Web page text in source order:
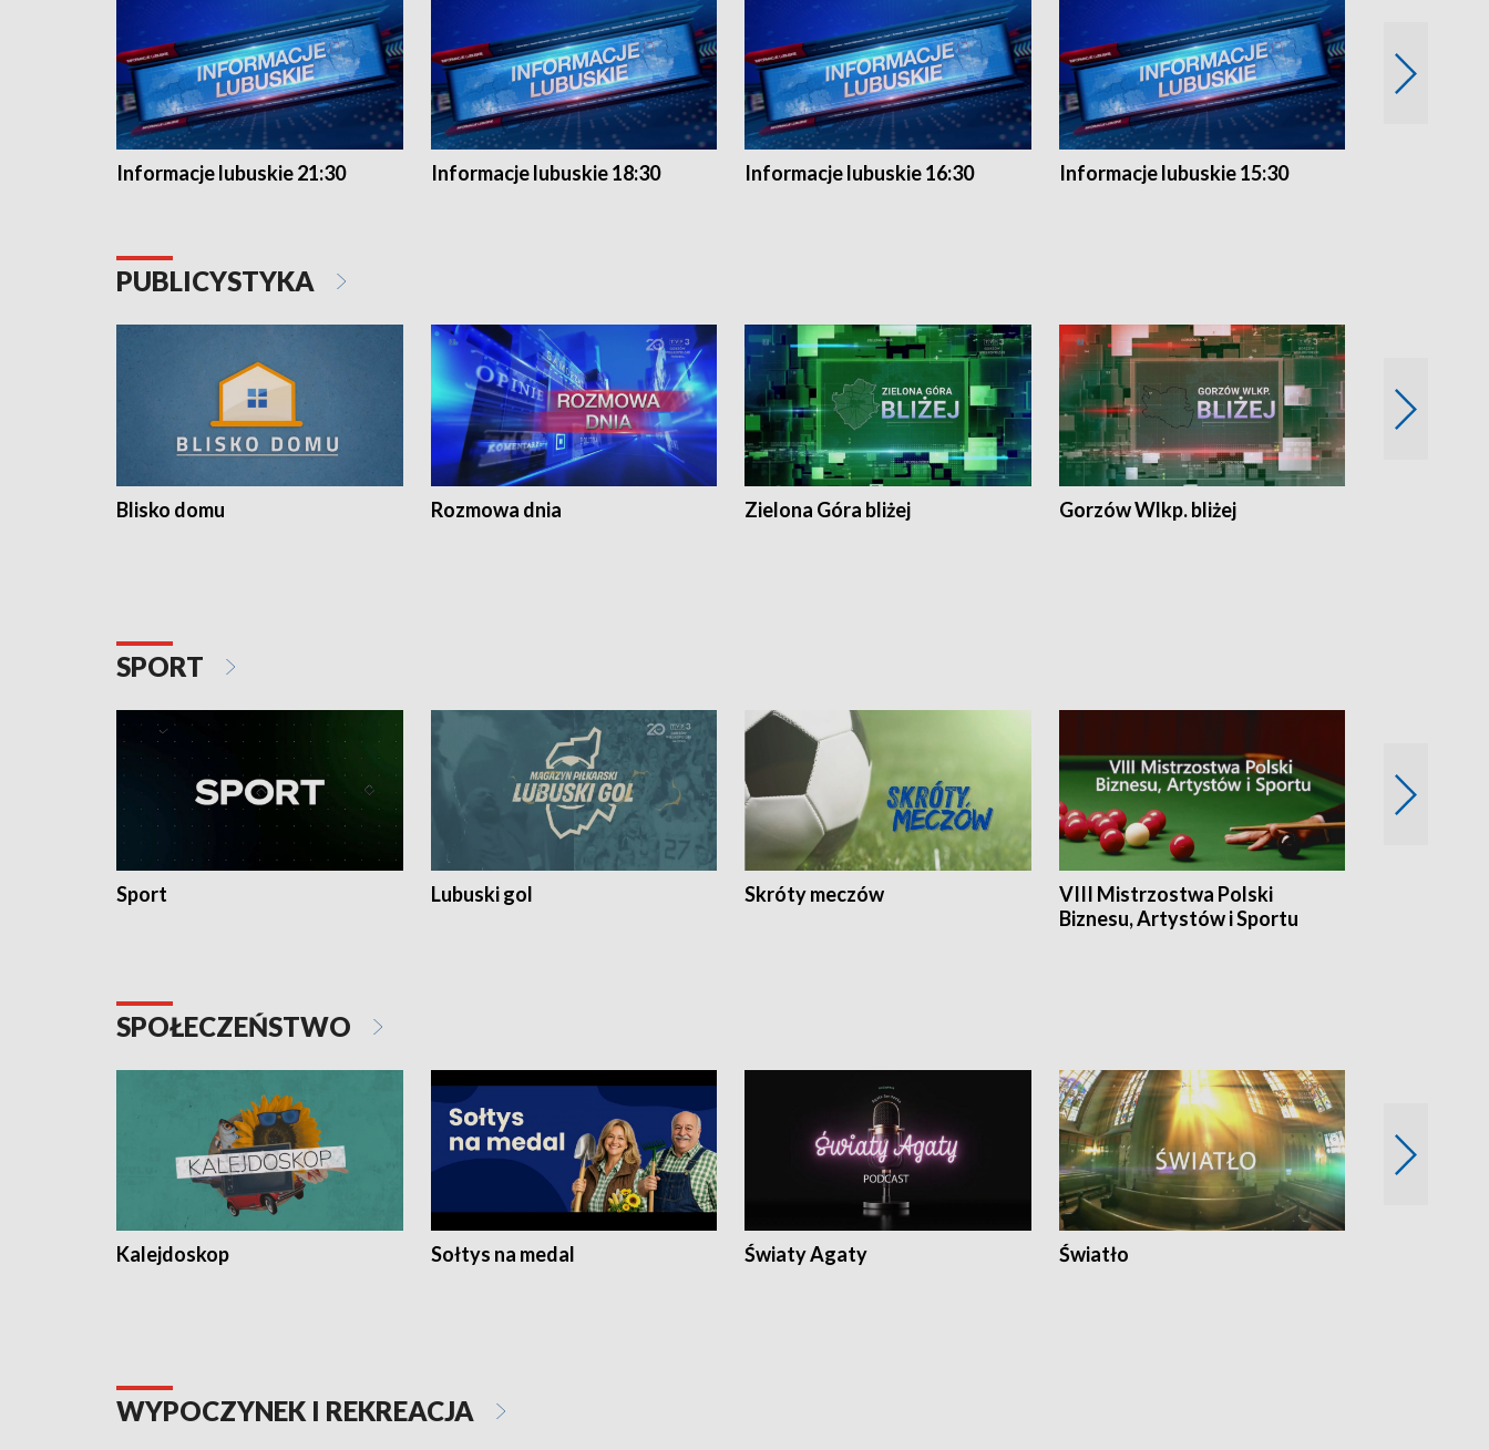
Informacje lubuskie 21:30 Informacje lubuskie 18:30 Informacje lubuskie 16:30 Informacje lubuskie 15:30
PUBLICYSTYKA
Blisko domu Rozmowa dnia Zielona Góra bliżej Gorzów Wlkp. bliżej
SPORT
Sport Lubuski gol Skróty meczów
VIII Mistrzostwa Polski
Biznesu, Artystów i Sportu
SPOŁECZEŃSTWO
Kalejdoskop Sołtys na medal Światy Agaty Światło
WYPOCZYNEK I REKREACJA